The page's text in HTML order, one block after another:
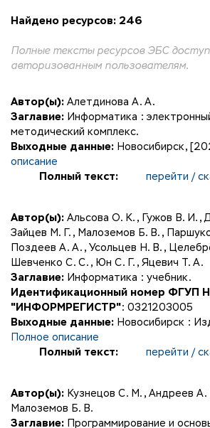
Найдено ресурсов: 246
Полные тексты ресурсов ЭБС
авторизованным пользователям.
Автор(ы): Алетдинова А. А.
Заглавие: Информатика :
методический комплекс.
Выходные данные: Новосибирск,
описание
Полный текст:
перейти /
Автор(ы): Альсова О. К. , Гужов В. И. ,
Зайцев М. Г. , Малоземов Б. В. ,
Поздеев А. А. , Усольцев Н. В. ,
Шевченко С. С. , Юн С. Г. , Яцевич Т. А.
Заглавие: Информатика : учебник.
Идентификационный номер ФГУП
"ИНФОРМРЕГИСТР": 0321203005
Выходные данные: Новосибирск :
Полное описание
Полный текст:
перейти /
Автор(ы): Кузнецов С. М. , Андреев А.
Малоземов Б. В.
Заглавие: Программирование и